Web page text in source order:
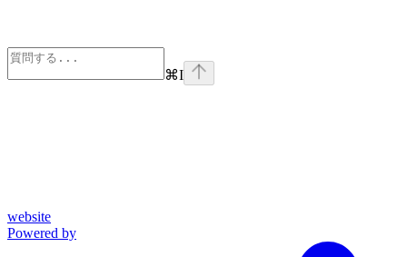
⌘I
website
Powered by